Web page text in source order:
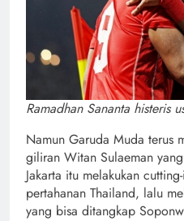
Ramadhan Sananta histeris
Namun Garuda Muda terus
giliran Witan Sulaeman
Jakarta itu melakukan
pertahanan Thailand, lalu
yang bisa ditangkap